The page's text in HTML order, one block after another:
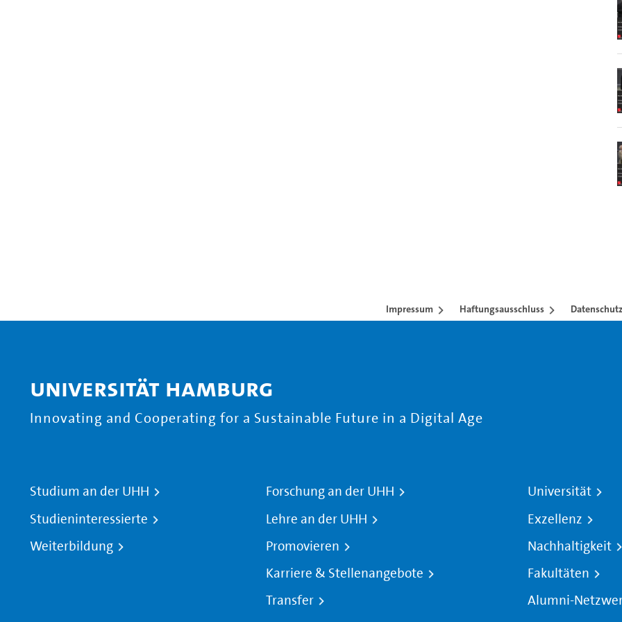
Impressum Haftungsausschluss
Universität Hamburg
Innovating and Cooperating for a Sustainable Future in a Digital Age
Studium an der UHH
Studieninteressierte
Weiterbildung
Forschung an der UHH
Lehre an der UHH
Promovieren
Karriere & Stellenangebote
Transfer
Universität
Exzellenz
Nachhaltigkeit
Fakultäten
Alumni-